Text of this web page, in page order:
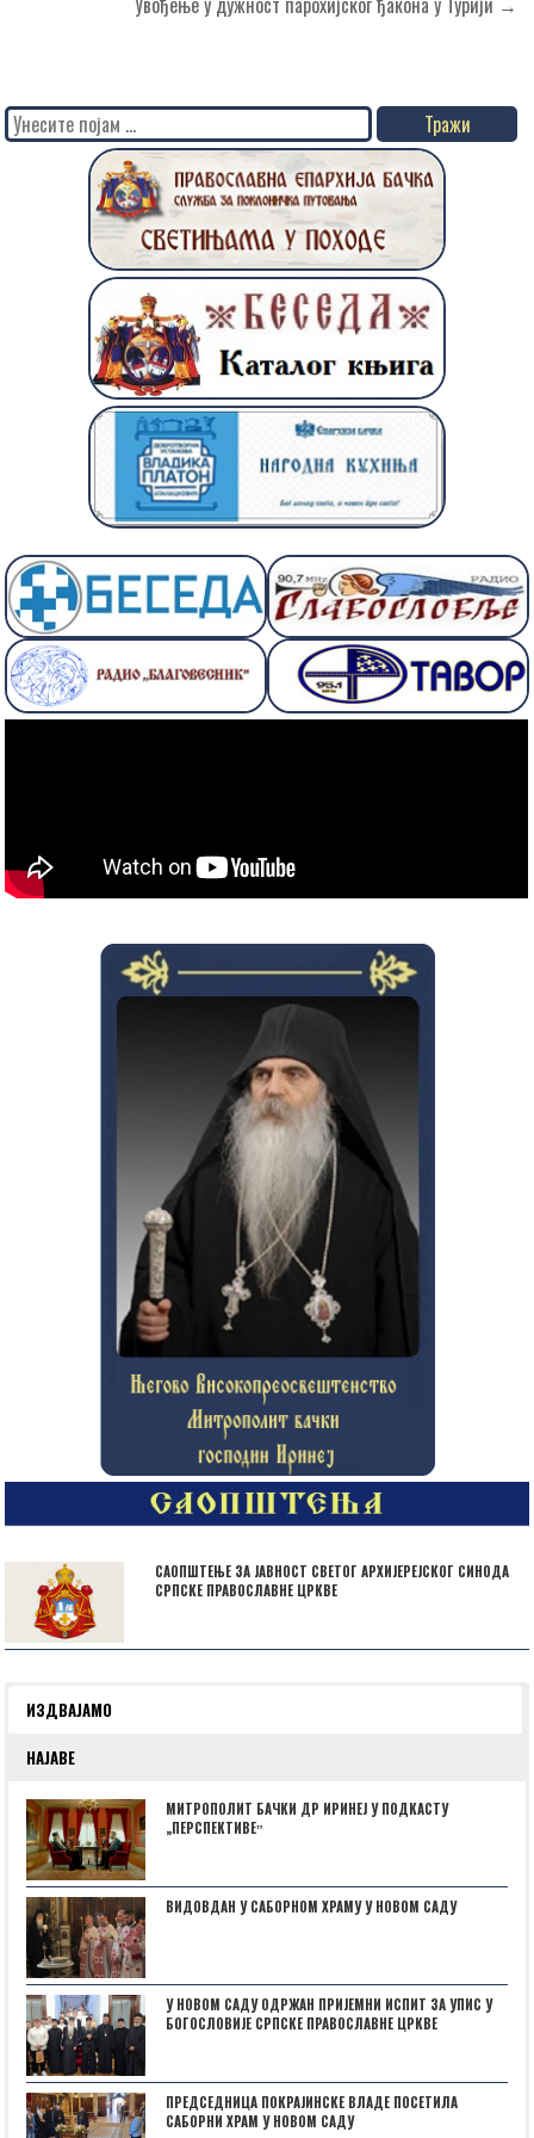
Search
for:
САОПШТЕЊЕ ЗА ЈАВНОСТ СВЕТОГ АРХИЈЕРЕЈСКОГ СИНОДА
СРПСКЕ ПРАВОСЛАВНЕ ЦРКВЕ
ИЗДВАЈАМО
НАЈАВЕ
МИТРОПОЛИТ БАЧКИ ДР ИРИНЕЈ У ПОДКАСТУ
„ПЕРСПЕКТИВЕˮ
ВИДОВДАН У САБОРНОМ ХРАМУ У НОВОМ САДУ
У НОВОМ САДУ ОДРЖАН ПРИЈЕМНИ ИСПИТ ЗА УПИС У
БОГОСЛОВИЈЕ СРПСКЕ ПРАВОСЛАВНЕ ЦРКВЕ
ПРЕДСЕДНИЦА ПОКРАЈИНСКЕ ВЛАДЕ ПОСЕТИЛА
САБОРНИ ХРАМ У НОВОМ САДУ